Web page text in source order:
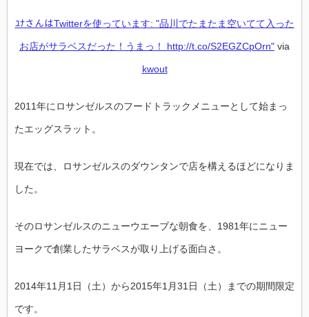
ﾕﾅさんはTwitterを使っています: "品川でたまたま空いてて入った
お店がサラベスだった！うまっ！ http://t.co/S2EGZCpOrn" via
kwout
2011年にロサンゼルスのフードトラックメニューとして始まっ
たエッグスラット。
現在では、ロサンゼルスのダウンタンで店を構えるほどになりま
した。
そのロサンゼルスのニューウエーブな朝食を、1981年にニュー
ヨークで創業したサラベスが取り上げる面白さ。
2014年11月1日（土）から2015年1月31日（土）までの期間限定
です。